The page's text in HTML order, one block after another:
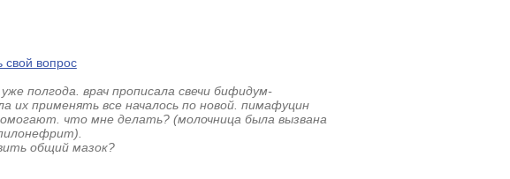
свой вопрос
полгода. врач прописала свечи бифидум-
их применять все началось по новой. пимафуцин
что мне делать? (молочница была вызвана
общий мазок?